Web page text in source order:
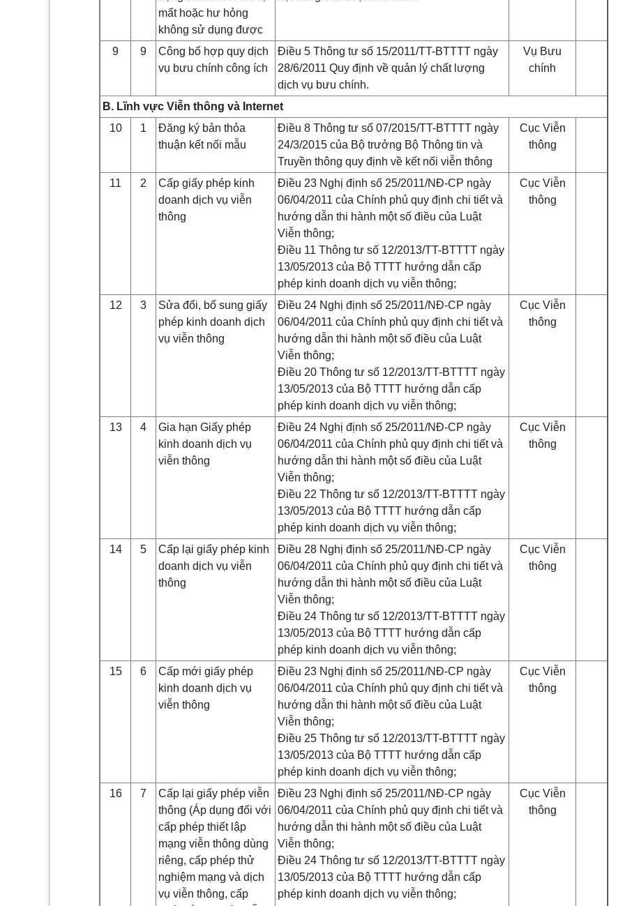
mất hoặc hư hỏng
không sử dụng được
9 9
Công bố hợp quy dịch
vụ bưu chính công ích
Điều 5 Thông tư số 15/2011/TT-BTTTT ngày
28/6/2011 Quy định về quản lý chất lượng
dịch vụ bưu chính.
Vụ Bưu
chính
B. Lĩnh vực Viễn thông và Internet
10
1
Đăng ký bản thỏa
thuận kết nối mẫu
Điều 8 Thông tư số 07/2015/TT-BTTTT ngày
24/3/2015 của Bộ trưởng Bộ Thông tin và
Truyền thông quy định về kết nối viễn thông
Cục Viễn
thông
11 2
Cấp giấy phép kinh
doanh dịch vụ viễn
thông
Điều 23 Nghị định số 25/2011/NĐ-CP ngày
06/04/2011 của Chính phủ quy định chi tiết và
hướng dẫn thi hành một số điều của Luật
Viễn thông;
Điều 11 Thông tư số 12/2013/TT-BTTTT ngày
13/05/2013 của Bộ TTTT hướng dẫn cấp
phép kinh doanh dịch vụ viễn thông;
Cục Viễn
thông
12 3
Sửa đổi, bổ sung giấy
phép kinh doanh dịch
vụ viễn thông
Điều 24 Nghị định số 25/2011/NĐ-CP ngày
06/04/2011 của Chính phủ quy định chi tiết và
hướng dẫn thi hành một số điều của Luật
Viễn thông;
Điều 20 Thông tư số 12/2013/TT-BTTTT ngày
13/05/2013 của Bộ TTTT hướng dẫn cấp
phép kinh doanh dịch vụ viễn thông;
Cục Viễn
thông
13 4
Gia hạn Giấy phép
kinh doanh dịch vụ
viễn thông
Điều 24 Nghị định số 25/2011/NĐ-CP ngày
06/04/2011 của Chính phủ quy định chi tiết và
hướng dẫn thi hành một số điều của Luật
Viễn thông;
Điều 22 Thông tư số 12/2013/TT-BTTTT ngày
13/05/2013 của Bộ TTTT hướng dẫn cấp
phép kinh doanh dịch vụ viễn thông;
Cục Viễn
thông
14 5
Cấp lại giấy phép kinh
doanh dịch vụ viễn
thông
Điều 28 Nghị định số 25/2011/NĐ-CP ngày
06/04/2011 của Chính phủ quy định chi tiết và
hướng dẫn thi hành một số điều của Luật
Viễn thông;
Điều 24 Thông tư số 12/2013/TT-BTTTT ngày
13/05/2013 của Bộ TTTT hướng dẫn cấp
phép kinh doanh dịch vụ viễn thông;
Cục Viễn
thông
15 6
Cấp mới giấy phép
kinh doanh dịch vụ
viễn thông
Điều 23 Nghị định số 25/2011/NĐ-CP ngày
06/04/2011 của Chính phủ quy định chi tiết và
hướng dẫn thi hành một số điều của Luật
Viễn thông;
Điều 25 Thông tư số 12/2013/TT-BTTTT ngày
13/05/2013 của Bộ TTTT hướng dẫn cấp
phép kinh doanh dịch vụ viễn thông;
Cục Viễn
thông
16 7
Cấp lại giấy phép viễn
thông (Áp dụng đối với
cấp phép thiết lập
mạng viễn thông dùng
riêng, cấp phép thử
nghiệm mạng và dịch
vụ viễn thông, cấp
Điều 23 Nghị định số 25/2011/NĐ-CP ngày
06/04/2011 của Chính phủ quy định chi tiết và
hướng dẫn thi hành một số điều của Luật
Viễn thông;
Điều 24 Thông tư số 12/2013/TT-BTTTT ngày
13/05/2013 của Bộ TTTT hướng dẫn cấp
phép kinh doanh dịch vụ viễn thông;
Cục Viễn
thông